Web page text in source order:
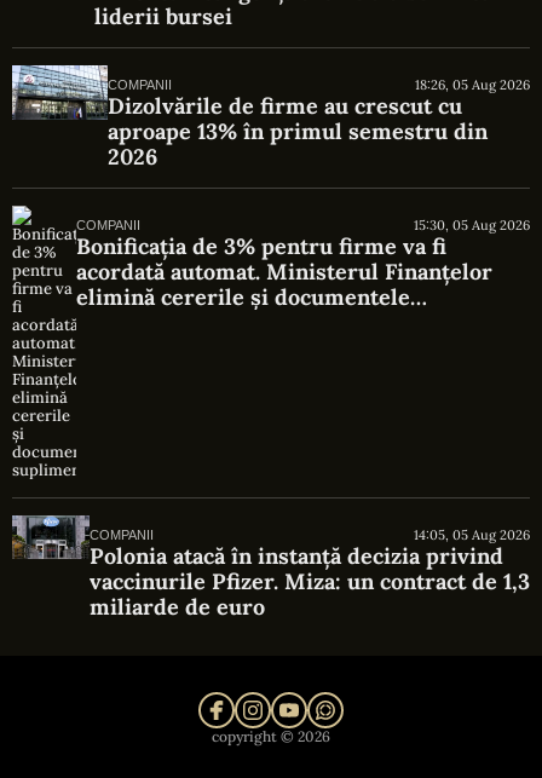
liderii bursei
COMPANII 18:26, 05 Aug 2026
Dizolvările de firme au crescut cu
aproape 13% în primul semestru din
2026
COMPANII 15:30, 05 Aug 2026
Bonificația de 3% pentru firme va fi
acordată automat. Ministerul Finanțelor
elimină cererile și documentele
COMPANII 14:05, 05 Aug 2026
Polonia atacă în instanță decizia privind
vaccinurile Pfizer. Miza: un contract de 1,3
miliarde de euro
copyright © 2026